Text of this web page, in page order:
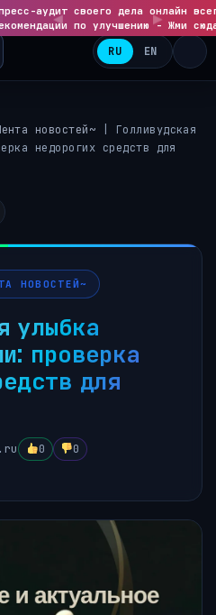
аудит своего дела онлайн
по улучшению - Жми
RU EN
новостей~
Голливудская
недорогих средств для
НОВОСТЕЙ~
улыбка
проверка
для
0 0